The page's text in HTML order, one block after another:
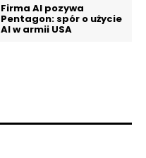
Firma AI pozywa
Pentagon: spór o użycie
AI w armii USA